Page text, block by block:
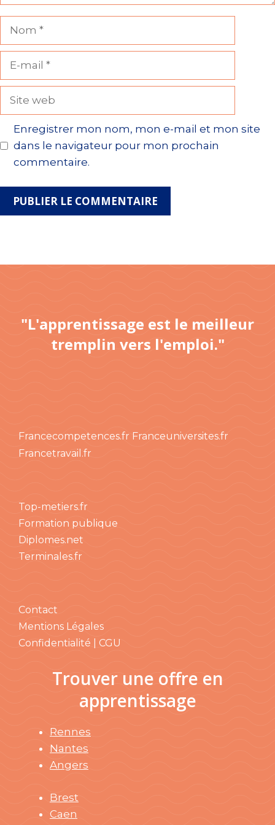
Nom
Site
Enregistrer mon nom, mon e-mail et mon site
dans le navigateur pour mon prochain
commentaire.
"L'apprentissage est le meilleur
tremplin vers l'emploi."
Francecompetences.fr Franceuniversites.fr
Francetravail.fr
Top-metiers.fr
Formation publique
Diplomes.net
Terminales.fr
Contact
Mentions Légales
Confidentialité | CGU
Trouver une offre en
apprentissage
Rennes
Nantes
Angers
Brest
Caen